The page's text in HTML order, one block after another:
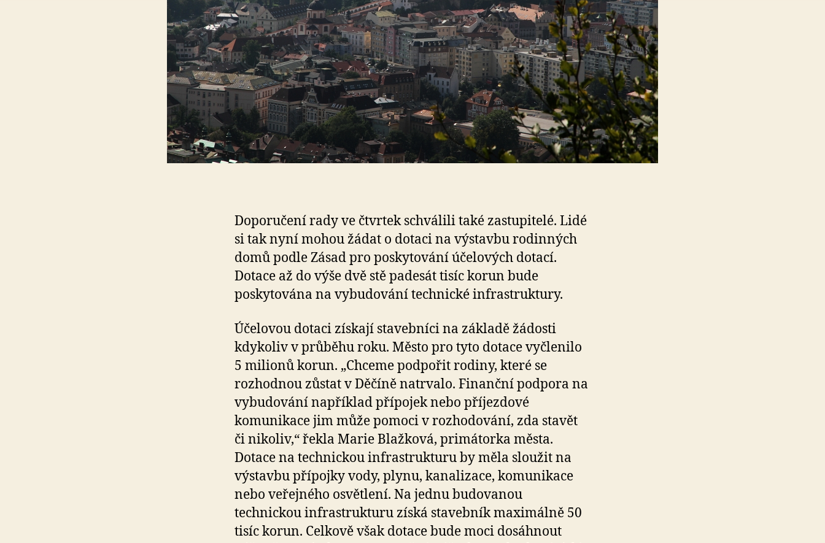
Doporučení rady ve čtvrtek schválili také zastupitelé. Lidé
si tak nyní mohou žádat o dotaci na výstavbu rodinných
domů podle Zásad pro poskytování účelových dotací.
Dotace až do výše dvě stě padesát tisíc korun bude
poskytována na vybudování technické infrastruktury.
Účelovou dotaci získají stavebníci na základě žádosti
kdykoliv v průběhu roku. Město pro tyto dotace vyčlenilo
5 milionů korun. „Chceme podpořit rodiny, které se
rozhodnou zůstat v Děčíně natrvalo. Finanční podpora na
vybudování například přípojek nebo příjezdové
komunikace jim může pomoci v rozhodování, zda stavět
či nikoliv,“ řekla Marie Blažková, primátorka města.
Dotace na technickou infrastrukturu by měla sloužit na
výstavbu přípojky vody, plynu, kanalizace, komunikace
nebo veřejného osvětlení. Na jednu budovanou
technickou infrastrukturu získá stavebník maximálně 50
tisíc korun. Celkově však dotace bude moci dosáhnout